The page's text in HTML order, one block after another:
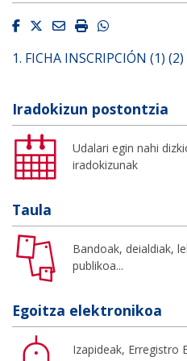
Facebook
Twitter
EmailImprimirWhatsapp
1. FICHA INSCRIPCIÓN (1) (2)
Iradokizun postontzia
Udalari egin nahi
iradokizunak
Taula
Bandoak, deialdiak,
publikoa...
Egoitza elektronikoa
Izapideak, Erregistro